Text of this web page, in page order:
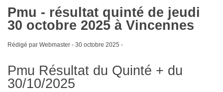
Pmu - résultat quinté de jeudi
30 octobre 2025 à Vincennes
Rédigé par Webmaster - 30 octobre 2025 -
Pmu Résultat du Quinté + du
30/10/2025